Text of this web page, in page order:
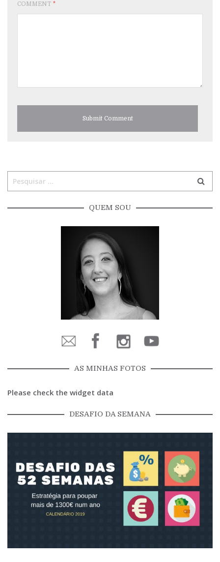
COMMENT *
QUEM SOU
AS MINHAS FOTOS
Please check the widget data
DESAFIO DA SEMANA